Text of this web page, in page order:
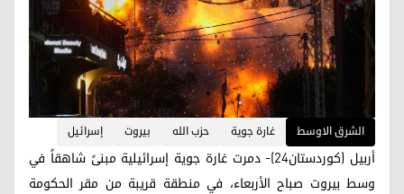
الشرق الاوسط غارة جوية حزب الله بيروت إسرائيل
أربيل (كوردستان24)- دمرت غارة جوية إسرائيلية مبنىً شاهقاً في
وسط بيروت صباح الأربعاء، في منطقة قريبة من مقر الحكومة